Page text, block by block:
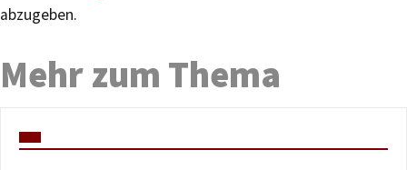
abzugeben.
Mehr zum Thema